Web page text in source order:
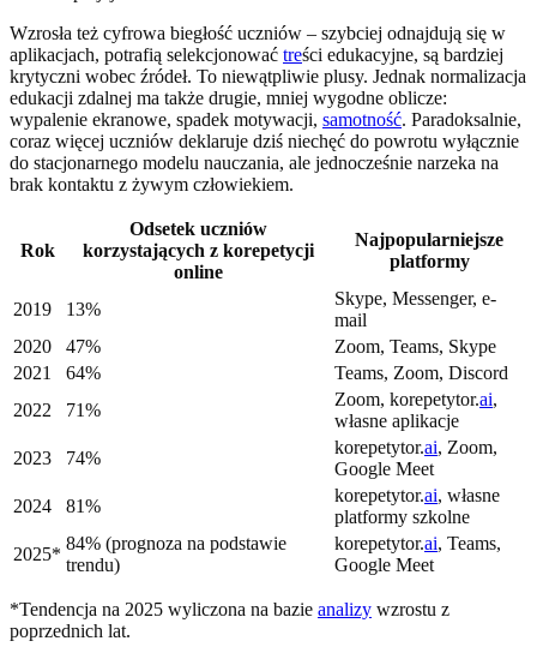
Wzrosła też cyfrowa biegłość uczniów – szybciej odnajdują się w
aplikacjach, potrafią selekcjonować treści edukacyjne, są bardziej
krytyczni wobec źródeł. To niewątpliwie plusy. Jednak normalizacja
edukacji zdalnej ma także drugie, mniej wygodne oblicze:
wypalenie ekranowe, spadek motywacji, samotność. Paradoksalnie,
coraz więcej uczniów deklaruje dziś niechęć do powrotu wyłącznie
do stacjonarnego modelu nauczania, ale jednocześnie narzeka na
brak kontaktu z żywym człowiekiem.
Rok
Odsetek uczniów
korzystających z korepetycji
online
Najpopularniejsze
platformy
2019 13%
Skype, Messenger, e-
mail
2020
47%
Zoom, Teams, Skype
2021
64%
Teams, Zoom, Discord
2022
71%
Zoom, korepetytor.ai,
własne aplikacje
2023
74%
korepetytor.ai, Zoom,
Google Meet
2024
81%
korepetytor.ai, własne
platformy szkolne
2025*
84% (prognoza na podstawie
trendu)
korepetytor.ai, Teams,
Google Meet
*Tendencja na 2025 wyliczona na bazie analizy wzrostu z
poprzednich lat.